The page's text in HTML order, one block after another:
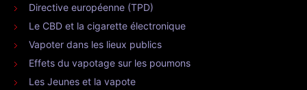
Directive européenne (TPD)
Le CBD et la cigarette électronique
Vapoter dans les lieux publics
Effets du vapotage sur les poumons
Les Jeunes et la vapote